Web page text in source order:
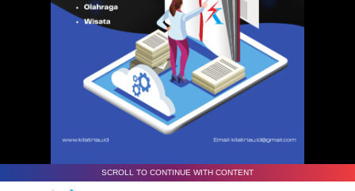
SCROLL TO CONTINUE WITH CONTENT